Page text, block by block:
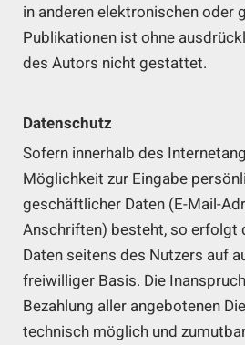
in anderen elektronischen oder
Publikationen ist ohne
des Autors nicht gestattet.
Datenschutz
Sofern innerhalb des
Möglichkeit zur Eingabe
geschäftlicher Daten (E-Mail-
Anschriften) besteht, so erfolgt
Daten seitens des Nutzers auf
freiwilliger Basis. Die
Bezahlung aller angebotenen
technisch möglich und